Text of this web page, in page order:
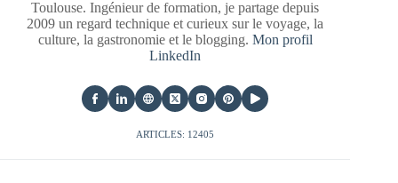
Toulouse. Ingénieur de formation, je partage depuis
2009 un regard technique et curieux sur le voyage, la
culture, la gastronomie et le blogging. Mon profil
LinkedIn
ARTICLES: 12405